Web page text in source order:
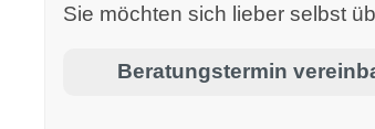
Sie möchten sich lieber selbst
Beratungstermin